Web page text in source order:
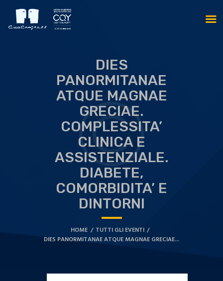
DIES
PANORMITANAE
ATQUE MAGNAE
GRECIAE.
COMPLESSITA’
CLINICA E
ASSISTENZIALE.
DIABETE,
COMORBIDITA’ E
DINTORNI
HOME
TUTTI GLI EVENTI
DIES PANORMITANAE ATQUE MAGNAE GRECIAE...